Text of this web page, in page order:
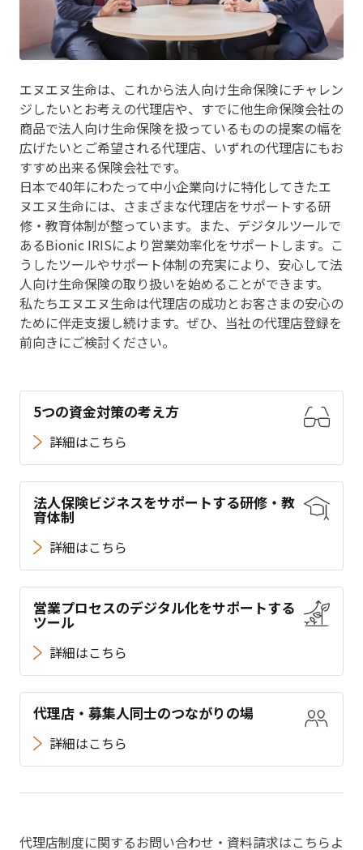
エヌエヌ生命は、これから法人向け生命保険にチャレン
ジしたいとお考えの代理店や、すでに他生命保険会社の
商品で法人向け生命保険を扱っているものの提案の幅を
広げたいとご希望される代理店、いずれの代理店にもお
すすめ出来る保険会社です。
日本で40年にわたって中小企業向けに特化してきたエ
ヌエヌ生命には、さまざまな代理店をサポートする研
修・教育体制が整っています。また、デジタルツールで
あるBionic IRISにより営業効率化をサポートします。こ
うしたツールやサポート体制の充実により、安心して法
人向け生命保険の取り扱いを始めることができます。
私たちエヌエヌ生命は代理店の成功とお客さまの安心の
ために伴走支援し続けます。ぜひ、当社の代理店登録を
前向きにご検討ください。
5つの資金対策の考え方
詳細はこちら
法人保険ビジネスをサポートする研修・教
育体制
詳細はこちら
営業プロセスのデジタル化をサポートする
ツール
詳細はこちら
代理店・募集人同士のつながりの場
詳細はこちら
代理店制度に関するお問い合わせ・資料請求はこちらよ